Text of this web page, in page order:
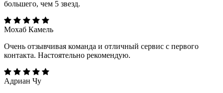
большего, чем 5 звезд.
Мохаб Камель
Очень отзывчивая команда и отличный сервис с первого
контакта. Настоятельно рекомендую.
Адриан Чу